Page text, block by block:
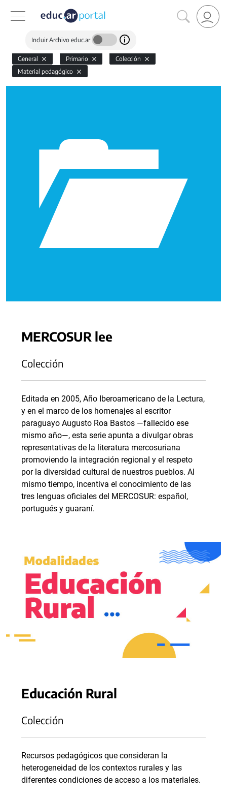
Incluir Archivo educ.ar
General Primario
Colección
Material pedagógico
MERCOSUR lee
Colección
Editada en 2005, Año Iberoamericano de la Lectura,
y en el marco de los homenajes al escritor
paraguayo Augusto Roa Bastos —fallecido ese
mismo año—, esta serie apunta a divulgar obras
representativas de la literatura mercosuriana
promoviendo la integración regional y el respeto
por la diversidad cultural de nuestros pueblos. Al
mismo tiempo, incentiva el conocimiento de las
tres lenguas oficiales del MERCOSUR: español,
portugués y guaraní.
Educación Rural
Colección
Recursos pedagógicos que consideran la
heterogeneidad de los contextos rurales y las
diferentes condiciones de acceso a los materiales.